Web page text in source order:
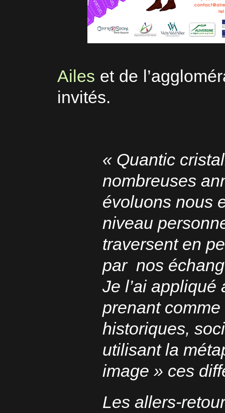
Ailes et de
invités.
« Quantic
nombreuses
évoluons nous
niveau
traversent en
par nos
Je l’ai appliqué
prenant
historiques,
utilisant la
image » ces
Les allers-